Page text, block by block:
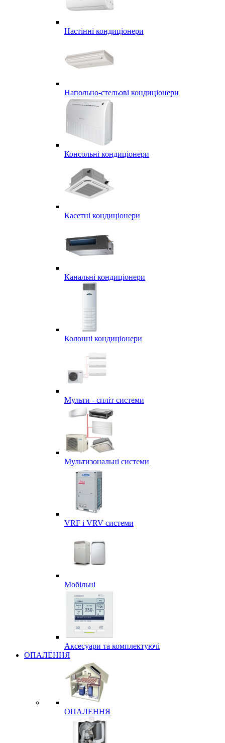
Настінні кондиціонери
Напольно-стельові кондиціонери
Консольні кондиціонери
Касетні кондиціонери
Канальні кондиціонери
Колонні кондиціонери
Мульти - спліт системи
Мультизональні системи
VRF і VRV системи
Мобільні
Аксесуари та комплектуючі
ОПАЛЕННЯ
ОПАЛЕННЯ